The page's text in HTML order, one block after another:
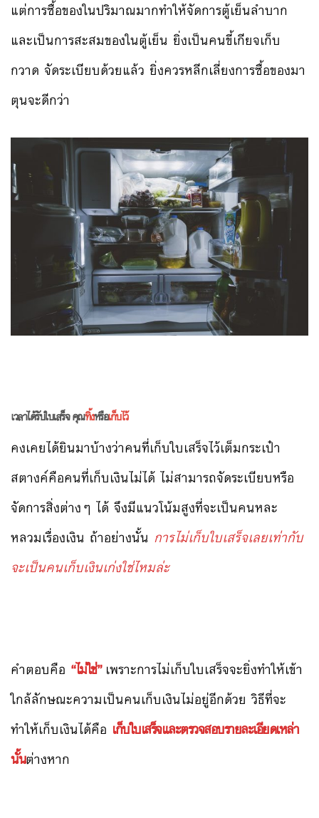
แต่การซื้อของในปริมาณมากทำให้จัดการตู้เย็นลำบาก
และเป็นการสะสมของในตู้เย็น ยิ่งเป็นคนขี้เกียจเก็บ
กวาด จัดระเบียบด้วยแล้ว ยิ่งควรหลีกเลี่ยงการซื้อของมา
ตุนจะดีกว่า
เวลาได้รับใบเสร็จ คุณทิ้งหรือเก็บไว้
คงเคยได้ยินมาบ้างว่าคนที่เก็บใบเสร็จไว้เต็มกระเป๋า
สตางค์คือคนที่เก็บเงินไม่ได้ ไม่สามารถจัดระเบียบหรือ
จัดการสิ่งต่างๆ ได้ จึงมีแนวโน้มสูงที่จะเป็นคนหละ
หลวมเรื่องเงิน ถ้าอย่างนั้น การไม่เก็บใบเสร็จเลยเท่ากับ
จะเป็นคนเก็บเงินเก่งใช่ไหมล่ะ
คำตอบคือ “ไม่ใช่” เพราะการไม่เก็บใบเสร็จจะยิ่งทำให้เข้า
ใกล้ลักษณะความเป็นคนเก็บเงินไม่อยู่อีกด้วย วิธีที่จะ
ทำให้เก็บเงินได้คือ เก็บใบเสร็จและตรวจสอบรายละเอียดเหล่า
นั้นต่างหาก